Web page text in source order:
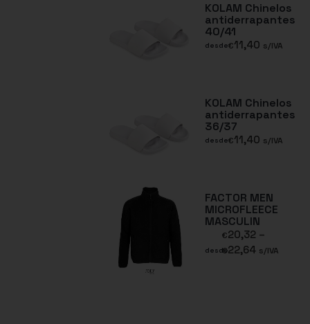
KOLAM Chinelos
antiderrapantes
40/41
desde€11,40 s/IVA
KOLAM Chinelos
antiderrapantes
36/37
desde€11,40 s/IVA
FACTOR MEN
MICROFLEECE
MASCULIN
desde
€20,32 –
€22,64 s/IVA